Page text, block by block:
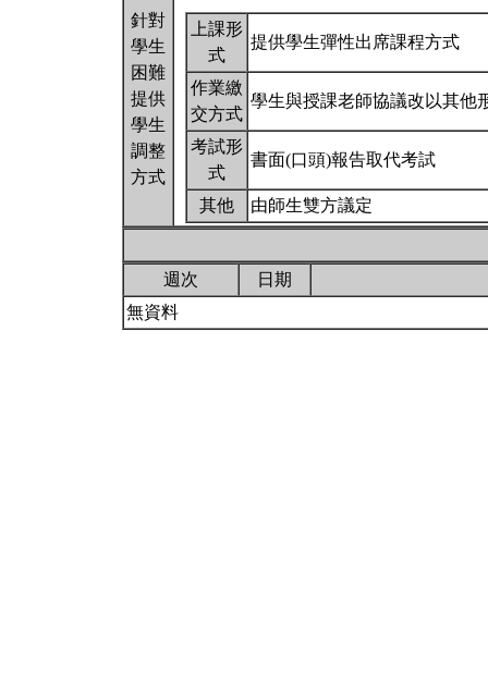
針對
學生
困難
提供
學生
調整
方式
上課形
式
提供學生彈性出席課程方式
作業繳
交方式
學生與授課老師協議改以其他
考試形
式
書面(口頭)報告取代考試
其他 由師生雙方議定
週次
日期
無資料